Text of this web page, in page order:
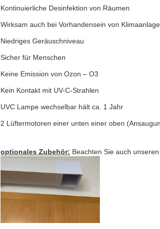
Kontinuierliche Desinfektion von Räumen
Wirksam auch bei Vorhandensein von
Niedriges Geräuschniveau
Sicher für Menschen
Keine Emission von Ozon – O3
Kein Kontakt mit UV-C-Strahlen
UVC Lampe wechselbar hält ca. 1 Jahr
2 Lüftermotoren einer unten einer oben
optionales Zubehör: Beachten Sie auch unseren